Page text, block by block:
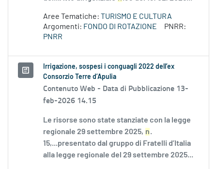
Aree Tematiche: TURISMO E CULTURA
Argomenti: FONDO DI ROTAZIONE
PNRR:
PNRR
Irrigazione, sospesi i conguagli 2022 dell’ex
Consorzio Terre d’Apulia
Contenuto Web - Data di Pubblicazione 13-
feb-2026 14.15
Le risorse sono state stanziate con la legge
regionale 29 settembre 2025, n.
15,...presentato dal gruppo di Fratelli d’Italia
alla legge regionale del 29 settembre 2025...